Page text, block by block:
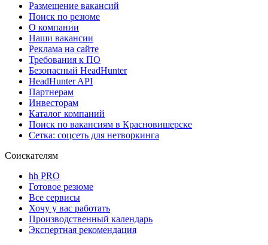
Размещение вакансий
Поиск по резюме
О компании
Наши вакансии
Реклама на сайте
Требования к ПО
Безопасный HeadHunter
HeadHunter API
Партнерам
Инвесторам
Каталог компаний
Поиск по вакансиям в Красновишерске
Сетка: соцсеть для нетворкинга
Соискателям
hh PRO
Готовое резюме
Все сервисы
Хочу у вас работать
Производственный календарь
Экспертная рекомендация